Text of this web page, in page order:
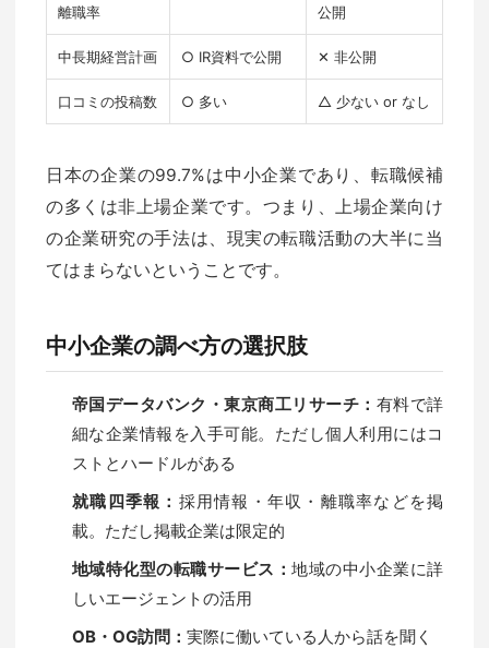
離職率
公開
中長期経営計画 ○ IR資料で公開 ✕ 非公開
口コミの投稿数 ○ 多い △ 少ない or なし
日本の企業の99.7%は中小企業であり、転職候補
の多くは非上場企業です。つまり、上場企業向け
の企業研究の手法は、現実の転職活動の大半に当
てはまらないということです。
中小企業の調べ方の選択肢
帝国データバンク・東京商工リサーチ： 有料で詳
細な企業情報を入手可能。ただし個人利用にはコ
ストとハードルがある
就職四季報： 採用情報・年収・離職率などを掲
載。ただし掲載企業は限定的
地域特化型の転職サービス：地域の中小企業に詳
しいエージェントの活用
OB・OG訪問： 実際に働いている人から話を聞く